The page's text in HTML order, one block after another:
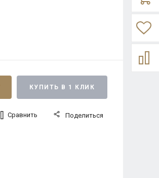
КУПИТЬ В 1 КЛИК
Сравнить Поделиться